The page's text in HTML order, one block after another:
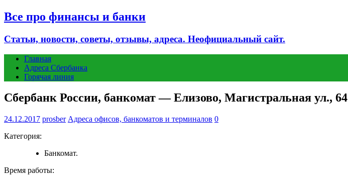
Все про финансы и банки
Статьи, новости, советы, отзывы, адреса. Неофициальный сайт.
Главная
Адреса Сбербанка
Горячая линия
Сбербанк России, банкомат — Елизово, Магистральная ул., 64
24.12.2017 prosber Адреса офисов, банкоматов и терминалов 0
Категория:
Банкомат.
Время работы: